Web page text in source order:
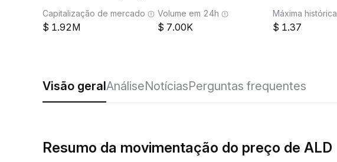
Capitalização de mercado
1.92M
Volume em 24h
7.00K
Máxima histórica
1.37
Visão geralAnáliseNotíciasPerguntas frequentes
Resumo da movimentação do preço de ALD